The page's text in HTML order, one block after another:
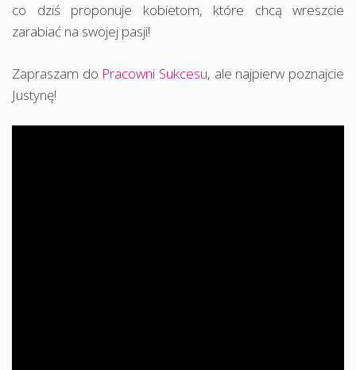
co dziś proponuje kobietom, które chcą wreszcie
zarabiać na swojej pasji!
Zapraszam do Pracowni Sukcesu, ale najpierw poznajcie
Justynę!